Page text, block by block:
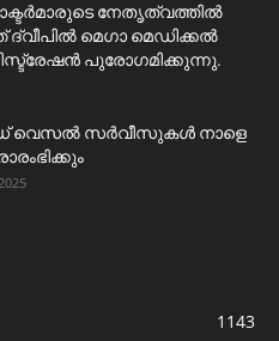
നേതൃത്വത്തിൽ
മെഗാ മെഡിക്കൽ
പുരോഗമിക്കുന്നു.
സർവീസുകൾ നാളെ
1143